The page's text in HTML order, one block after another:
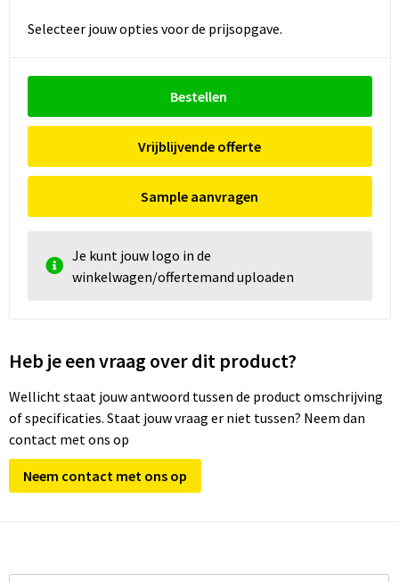
Selecteer jouw opties voor de prijsopgave.
Bestellen
Vrijblijvende offerte
Sample aanvragen
Je kunt jouw logo in de
winkelwagen/offertemand uploaden
Heb je een vraag over dit product?
Wellicht staat jouw antwoord tussen de product omschrijving
of specificaties. Staat jouw vraag er niet tussen? Neem dan
contact met ons op
Neem contact met ons op